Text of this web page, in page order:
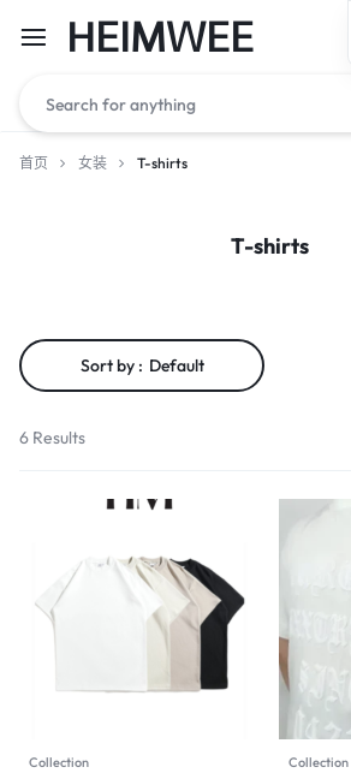
HEIMWEE
首页 女装 T-shirts
T-shirts
Sort by : Default
6 Results
Collection Collection